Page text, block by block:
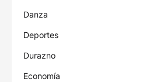
Danza
Deportes
Durazno
Economía